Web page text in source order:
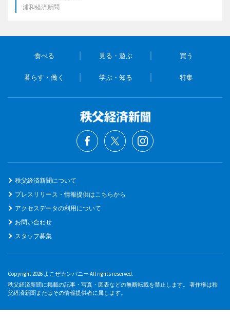
浦和経済新聞
食べる 見る・遊ぶ 買う
暮らす・働く 学ぶ・知る 特集
秩父経済新聞について
プレスリリース・情報提供はこちらから
アクセスデータの利用について
お問い合わせ
スタッフ募集
Copyright 2026 よこぜカンパニー All rights reserved.
秩父経済新聞に掲載の記事・写真・図表などの無断転載を禁止します。 著作権は秩
父経済新聞またはその情報提供者に属します。